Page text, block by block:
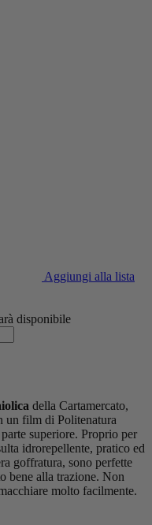
Aggiungi alla lista
disponibile
della Cartamercato,
un film di Politenatura
superiore. Proprio per
idrorepellente, pratico ed
goffratura, sono perfette
bene alla trazione. Non
molto facilmente.